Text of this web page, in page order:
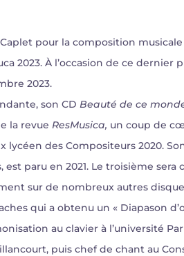
pour la composition
2023. À l’occasion de ce dernier
2023.
son CD Beauté de ce
la revue ResMusica, un coup de
lycéen des Compositeurs 2020.
paru en 2021. Le troisième sera
sur de nombreux autres
qui a obtenu un « Diapason
au clavier à l’université
puis chef de chant au